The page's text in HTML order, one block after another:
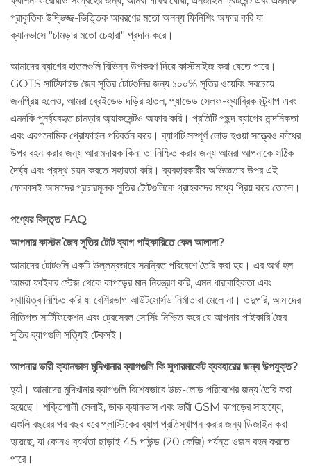
প্রাকৃতিক উদ্ভিজ্জ-ভিত্তিক আবরণের মতো অনন্য ফিনিশিং অফার করি যা
ক্যানভাসে "চামড়ার মতো চেহারা" প্রদান করে।
আমাদের ব্যাগের হাতলগুলি বিভিন্ন উপকরণ দিয়ে কাস্টমাইজ করা যেতে পারে।
GOTS সার্টিফাইড জৈব সুতির টোটগুলির জন্য ১০০% সুতির ওয়েবিং সবচেয়ে
জনপ্রিয় হলেও, আমরা ব্রেইডেড দড়ির হাতল, প্যাডেড সেলফ-ফ্যাব্রিক স্ট্র্যাপ এবং
এমনকি পুনর্ব্যবহৃত চামড়ার অ্যাকসেন্টও অফার করি। প্রতিটি পছন্দ ব্যাগের নান্দনিকতা
এবং এরগনোমিক প্রোফাইল পরিবর্তন করে। ব্যাগটি সম্পূর্ণ লোড হওয়া সত্ত্বেও কাঁধের
উপর বহন করার জন্য আরামদায়ক কিনা তা নিশ্চিত করার জন্য আমরা আপনাকে সঠিক
দৈর্ঘ্য এবং প্রস্থ চয়ন করতে সহায়তা করি। ব্যবহারকারীর অভিজ্ঞতার উপর এই
ফোকাসই আমাদের প্রচারমূলক সুতির টোটগুলিকে গ্রাহকদের মধ্যে প্রিয় করে তোলে।
পণ্যের বিস্তৃত FAQ
আপনার কাস্টম জৈব সুতির টোট ব্যাগ পাইকারিতে কেন আলাদা?
আমাদের টোটগুলি একটি উল্লম্বভাবে সমন্বিত পরিবেশে তৈরি করা হয়। এর অর্থ হল
আমরা ফাইবার স্টেজ থেকে কাপড়ের মান নিয়ন্ত্রণ করি, এমন ধারাবাহিকতা এবং
স্থায়িত্ব নিশ্চিত করি যা বেশিরভাগ আউটসোর্সড নির্মাতারা মেলে না। তদুপরি, আমাদের
নীতিগত সার্টিফিকেশন এবং ট্রেসেবল সোর্সিং নিশ্চিত করে যে আপনার পাইকারি জৈব
সুতির ব্যাগগুলি সত্যিই টেকসই।
আপনার ভারী ক্যানভাস মুদিখানার ব্যাগগুলি কি সুপারমার্কেট ব্যবহারের জন্য উপযুক্ত?
হ্যাঁ। আমাদের মুদিখানার ব্যাগগুলি বিশেষভাবে উচ্চ-লোড পরিবেশের জন্য তৈরি করা
হয়েছে। শক্তিশালী সেলাই, ডাক ক্যানভাস এবং ভারী GSM কাপড়ের সাহায্যে,
এগুলি বছরের পর বছর ধরে প্লাস্টিকের ব্যাগ প্রতিস্থাপন করার জন্য ডিজাইন করা
হয়েছে, যা কোনও ব্যর্থতা ছাড়াই 45 পাউন্ড (20 কেজি) পর্যন্ত ওজন বহন করতে
পারে।